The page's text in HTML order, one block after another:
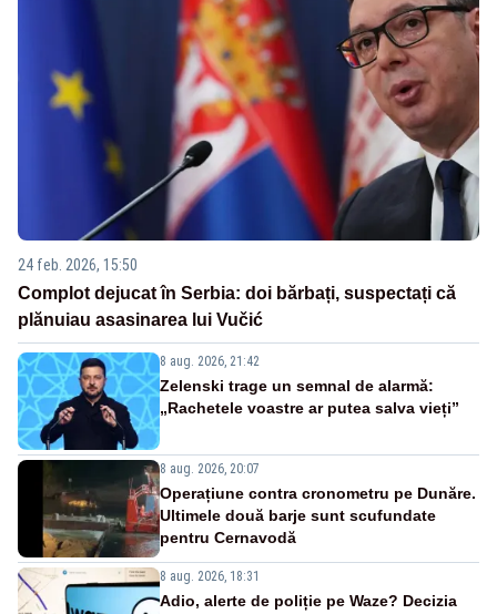
24 feb. 2026, 15:50
Complot dejucat în Serbia: doi bărbați, suspectați că
plănuiau asasinarea lui Vučić
8 aug. 2026, 21:42
Zelenski trage un semnal de alarmă:
„Rachetele voastre ar putea salva vieți”
8 aug. 2026, 20:07
Operațiune contra cronometru pe Dunăre.
Ultimele două barje sunt scufundate
pentru Cernavodă
8 aug. 2026, 18:31
Adio, alerte de poliție pe Waze? Decizia